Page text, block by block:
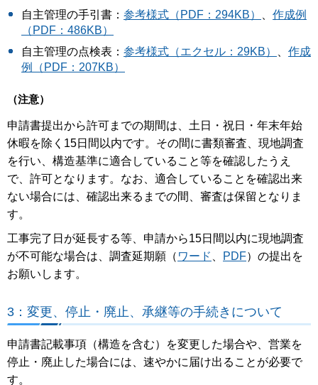
自主管理の手引書： 参考様式（PDF：294KB） 、 作成例
（PDF：486KB）
自主管理の点検表： 参考様式（エクセル：29KB） 、 作成
例（PDF：207KB）
（注意）
申請書提出から許可までの期間は、土日・祝日・年末年始
休暇を除く15日間以内です。その間に書類審査、現地調査
を行い、構造基準に適合していること等を確認したうえ
で、許可となります。なお、適合していることを確認出来
ない場合には、確認出来るまでの間、審査は保留となりま
す。
工事完了日が延長する等、申請から15日間以内に現地調査
が不可能な場合は、調査延期願（ ワード PDF）の提出を
お願いします。
3：変更、停止・廃止、承継等の手続きについて
申請書記載事項（構造を含む）を変更した場合や、営業を
停止・廃止した場合には、速やかに届け出ることが必要で
す。